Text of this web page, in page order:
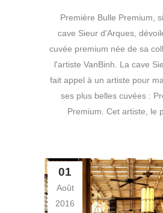
Première Bulle Premium,
cave Sieur d'Arques,
cuvée premium née de sa
l'artiste VanBinh. La cave
fait appel à un artiste pour
ses plus belles cuvées :
Premium. Cet artiste, le
01
Août
2016